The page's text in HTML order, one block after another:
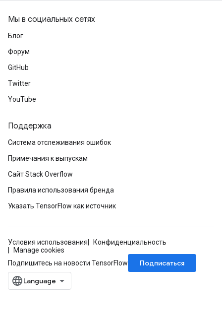
Мы в социальных сетях
Блог
Форум
GitHub
Twitter
YouTube
Поддержка
Система отслеживания ошибок
Примечания к выпускам
Сайт Stack Overflow
Правила использования бренда
Указать TensorFlow как источник
Условия использования
Конфиденциальность
Manage cookies
Подпишитесь на новости TensorFlow
Подписаться